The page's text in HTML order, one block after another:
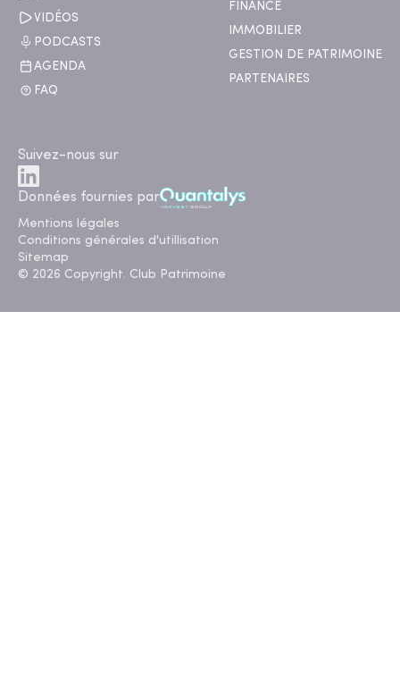
VIDÉOS
PODCASTS
AGENDA
FAQ
FINANCE
IMMOBILIER
GESTION DE PATRIMOINE
PARTENAIRES
Suivez-nous sur
Données fournies par
Mentions légales
Conditions générales d'utillisation
Sitemap
© 2026 Copyright. Club Patrimoine